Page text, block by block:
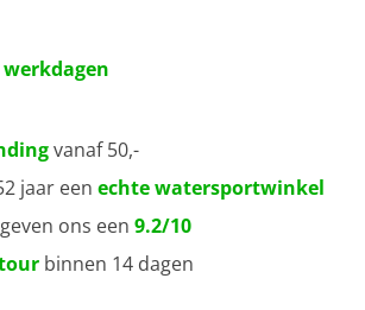
vanaf 50,-
jaar een echte watersportwinkel
ons een 9.2/10
binnen 14 dagen